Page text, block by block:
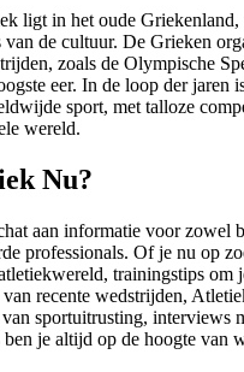
ligt in het oude Griekenland,
de cultuur. De Grieken
zoals de Olympische
eer. In de loop der jaren
sport, met talloze
wereld.
Nu?
aan informatie voor zowel
professionals. Of je nu op
trainingstips om
recente wedstrijden,
sportuitrusting, interviews
ben je altijd op de hoogte van